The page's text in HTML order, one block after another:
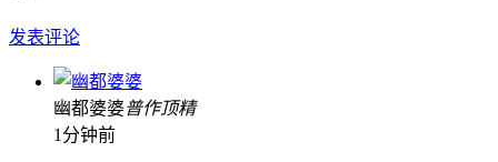
发表评论
幽都婆婆普作顶精
1分钟前